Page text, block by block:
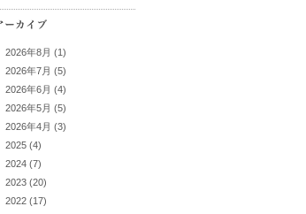
2026年8月 (1)
2026年7月 (5)
2026年6月 (4)
2026年5月 (5)
2026年4月 (3)
2025 (4)
2024 (7)
2023 (20)
2022 (17)